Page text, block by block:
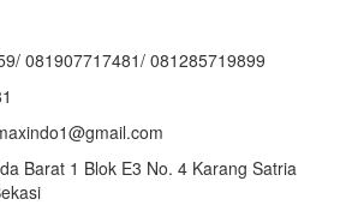
081907717481/ 081285719899
Barat 1 Blok E3 No. 4 Karang Satria